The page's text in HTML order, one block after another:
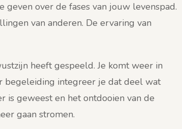
over de fases van jouw levenspad.
van anderen. De ervaring van
heeft gespeeld. Je komt weer in
begeleiding integreer je dat deel wat
is geweest en het ontdooien van de
gaan stromen.